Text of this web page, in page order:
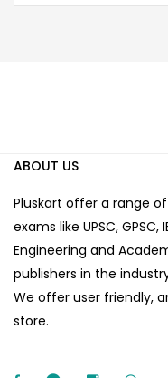
ABOUT US
Pluskart offer a range
exams like UPSC, GPSC,
Engineering and
publishers in the
We offer user friendly,
store.